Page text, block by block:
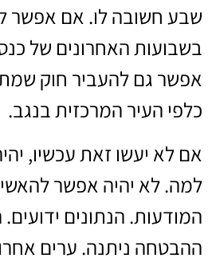
שבע חשובה לו. אם אפשר
בשבועות האחרונים של
אפשר גם להעביר חוק
כלפי העיר המרכזית בנגב.
אם לא יעשו זאת עכשיו,
למה. לא יהיה אפשר
המודעות. הנתונים
ההבטחה ניתנה. ערים